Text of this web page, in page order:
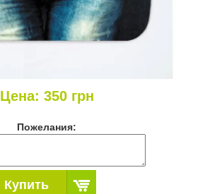
Цена: 350грн
Пожелания:
Купить